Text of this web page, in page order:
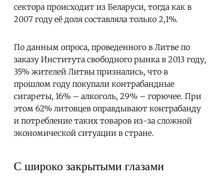
сектора происходит из Беларуси, тогда как в
2007 году её доля составляла только 2,1%.
По данным опроса, проведенного в Литве по
заказу Института свободного рынка в 2013 году,
35% жителей Литвы признались, что в
прошлом году покупали контрабандные
сигареты, 16% – алкоголь, 29% – горючее. При
этом 62% литовцев оправдывают контрабанду
и потребление таких товаров из-за сложной
экономической ситуации в стране.
С широко закрытыми глазами